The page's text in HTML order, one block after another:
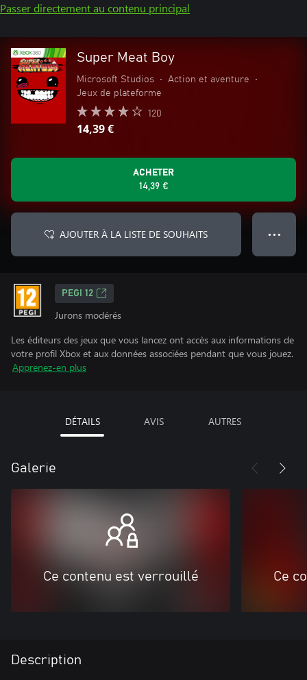
Passer directement au contenu principal
Super Meat Boy
Microsoft Studios • Action et aventure
•
Jeux de plateforme
120
14,39 €
ACHETER
14,39 €
AJOUTER À LA LISTE DE SOUHAITS ● ● ●
PEGI 12
Jurons modérés
Les éditeurs des jeux que vous lancez ont accès aux informations de
votre profil Xbox et aux données associées pendant que vous jouez.
Apprenez-en plus
DÉTAILS AVIS AUTRES
Galerie
Ce contenu est verrouillé Ce
Description